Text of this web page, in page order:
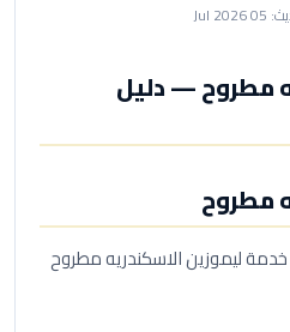
05 Jul 2026
مطروح — دليل
مطروح
ليموزين الاسكندريه مطروح